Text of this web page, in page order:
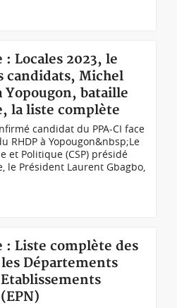
Locales 2023, le
candidats, Michel
Yopougon, bataille
la liste complète
candidat du PPA-CI face
RHDP à Yopougon &nbsp;Le
et Politique (CSP) présidé
le Président Laurent Gbagbo,
: Liste complète des
Départements